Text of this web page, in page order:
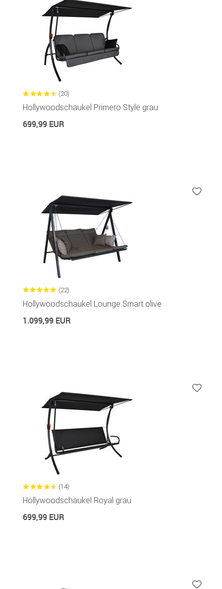
(20)
Hollywoodschaukel Primero Style grau
699,99 EUR
(22)
Hollywoodschaukel Lounge Smart olive
1.099,99 EUR
(14)
Hollywoodschaukel Royal grau
699,99 EUR